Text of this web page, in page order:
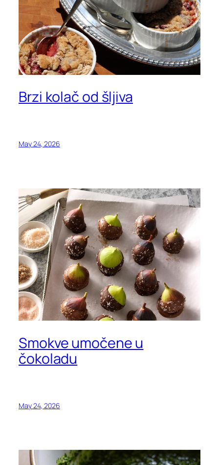
Brzi kolač od šljiva
May 24, 2026
Smokve umočene u
čokoladu
May 24, 2026